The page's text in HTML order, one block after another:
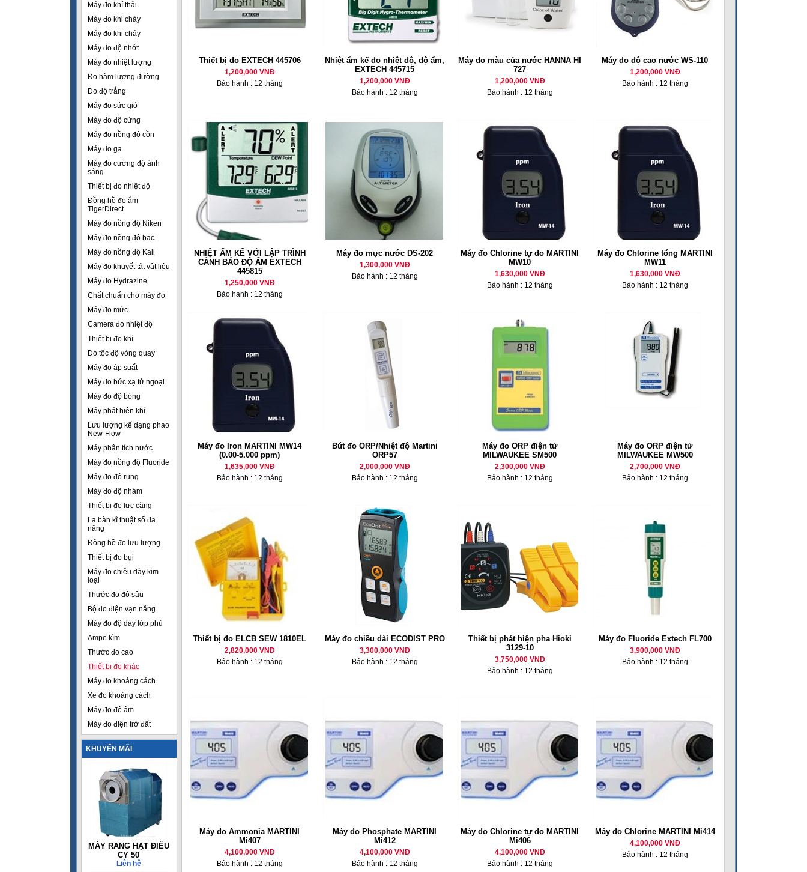
Máy đo khí thải
Máy đo khi cháy
Máy đo khi cháy
Máy đo độ nhớt
Máy đo nhiệt lượng
Đo hàm lượng đường
Đo độ trắng
Máy đo sức gió
Máy đo độ cứng
Máy đo nồng độ cồn
Máy đo ga
Máy đo cường độ ánh
sáng
Thiết bị đo nhiệt độ
Đồng hồ đo ẩm
TigerDirect
Máy đo nồng độ Niken
Máy đo nồng độ bạc
Máy đo nồng độ Kali
Máy đo khuyết tật vật liệu
Máy đo Hydrazine
Chất chuẩn cho máy đo
Máy đo mức
Camera đo nhiệt độ
Thiết bị đo khí
Đo tốc độ vòng quay
Máy đo áp suất
Máy đo bức xạ tử ngoại
Máy đo độ bóng
Máy phát hiện khí
Lưu lượng kế dạng phao
New-Flow
Máy phân tích nước
Máy đo nồng độ Fluoride
Máy đo độ rung
Máy đo độ nhám
Thiết bị đo lực căng
La bàn kĩ thuật số đa
năng
Đồng hồ đo lưu lượng
Thiết bị đo bụi
Máy đo chiều dày kim
loại
Thước đo độ sâu
Bộ đo điện vạn năng
Máy đo độ dày lớp phủ
Ampe kìm
Thước đo cao
Thiết bị đo khác
Máy đo khoảng cách
Xe đo khoảng cách
Máy đo độ ẩm
Máy đo điện trở đất
KHUYẾN MÃI
MÁY RANG HẠT ĐIỀU
CY 50
Liên hệ
Thiết bị đo EXTECH 445706
1,200,000 VNĐ
Bảo hành : 12 tháng
Nhiệt ẩm kế đo nhiệt độ, độ ẩm,
EXTECH 445715
1,200,000 VNĐ
Bảo hành : 12 tháng
Máy đo màu của nước HANNA HI
727
1,200,000 VNĐ
Bảo hành : 12 tháng
Máy đo độ cao nước WS-110
1,200,000 VNĐ
Bảo hành : 12 tháng
NHIỆT ẨM KẾ VỚI LẬP TRÌNH
CẢNH BÁO ĐỘ ẨM EXTECH
445815
1,250,000 VNĐ
Bảo hành : 12 tháng
Máy đo mực nước DS-202
1,300,000 VNĐ
Bảo hành : 12 tháng
Máy đo Chlorine tự do MARTINI
MW10
1,630,000 VNĐ
Bảo hành : 12 tháng
Máy đo Chlorine tổng MARTINI
MW11
1,630,000 VNĐ
Bảo hành : 12 tháng
Máy đo Iron MARTINI MW14
(0.00-5.000 ppm)
1,635,000 VNĐ
Bảo hành : 12 tháng
Bút đo ORP/Nhiệt độ Martini
ORP57
2,000,000 VNĐ
Bảo hành : 12 tháng
Máy đo ORP điện tử
MILWAUKEE SM500
2,300,000 VNĐ
Bảo hành : 12 tháng
Máy đo ORP điện tử
MILWAUKEE MW500
2,700,000 VNĐ
Bảo hành : 12 tháng
Thiết bị đo ELCB SEW 1810EL
2,820,000 VNĐ
Bảo hành : 12 tháng
Máy đo chiều dài ECODIST PRO
3,300,000 VNĐ
Bảo hành : 12 tháng
Thiết bị phát hiện pha Hioki
3129-10
3,750,000 VNĐ
Bảo hành : 12 tháng
Máy đo Fluoride Extech FL700
3,900,000 VNĐ
Bảo hành : 12 tháng
Máy đo Ammonia MARTINI
Mi407
4,100,000 VNĐ
Bảo hành : 12 tháng
Máy đo Phosphate MARTINI
Mi412
4,100,000 VNĐ
Bảo hành : 12 tháng
Máy đo Chlorine tự do MARTINI
Mi406
4,100,000 VNĐ
Bảo hành : 12 tháng
Máy đo Chlorine MARTINI Mi414
4,100,000 VNĐ
Bảo hành : 12 tháng